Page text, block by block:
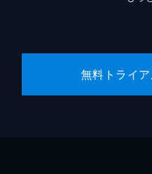
無料トライ